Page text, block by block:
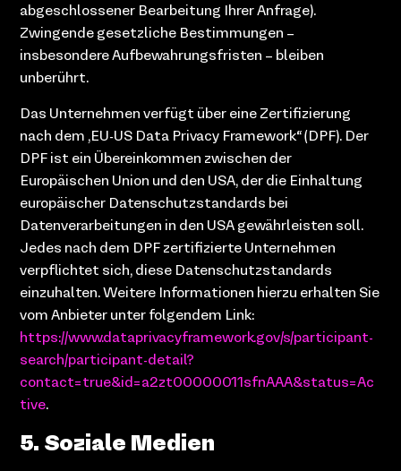
abgeschlossener Bearbeitung Ihrer Anfrage).
Zwingende gesetzliche Bestimmungen –
insbesondere Aufbewahrungsfristen – bleiben
unberührt.
Das Unternehmen verfügt über eine Zertifizierung
nach dem „EU-US Data Privacy Framework“ (DPF). Der
DPF ist ein Übereinkommen zwischen der
Europäischen Union und den USA, der die Einhaltung
europäischer Datenschutzstandards bei
Datenverarbeitungen in den USA gewährleisten soll.
Jedes nach dem DPF zertifizierte Unternehmen
verpflichtet sich, diese Datenschutzstandards
einzuhalten. Weitere Informationen hierzu erhalten Sie
vom Anbieter unter folgendem Link:
https://www.dataprivacyframework.gov/s/participant-
search/participant-detail?
contact=true&id=a2zt00000011sfnAAA&status=Ac
tive.
5. Soziale Medien